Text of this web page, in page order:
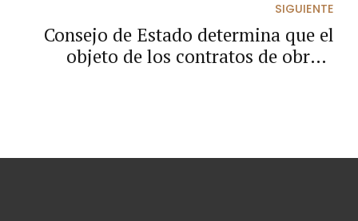
SIGUIENTE
Consejo de Estado determina que el
objeto de los contratos de obra a